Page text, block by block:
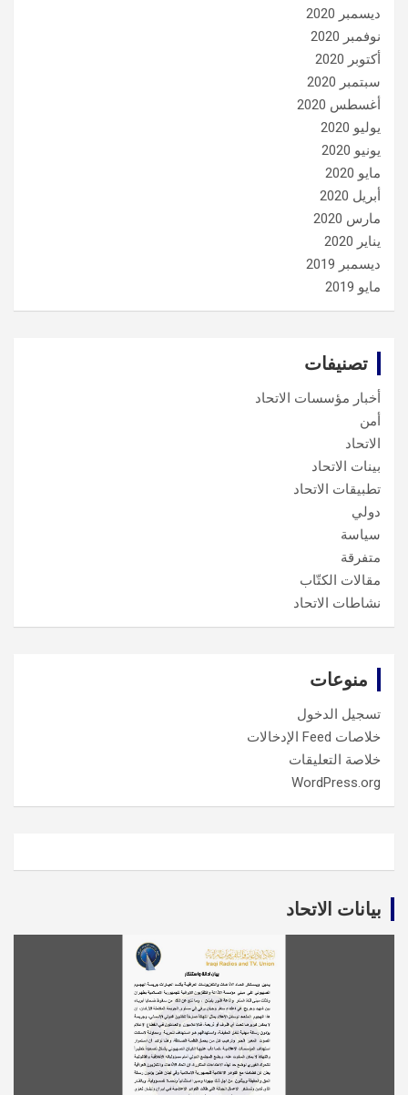
ديسمبر 2020
نوفمبر 2020
أكتوبر 2020
سبتمبر 2020
أغسطس 2020
يوليو 2020
يونيو 2020
مايو 2020
أبريل 2020
مارس 2020
يناير 2020
ديسمبر 2019
مايو 2019
تصنيفات
أخبار مؤسسات الاتحاد
أمن
الاتحاد
بينات الاتحاد
تطبيقات الاتحاد
دولي
سياسة
متفرقة
مقالات الكتّاب
نشاطات الاتحاد
منوعات
تسجيل الدخول
خلاصات Feed الإدخالات
خلاصة التعليقات
WordPress.org
بيانات الاتحاد